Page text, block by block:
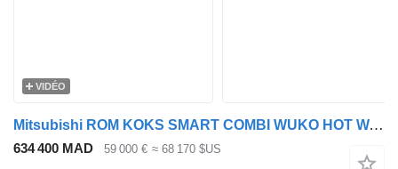
VIDÉO
Mitsubishi ROM KOKS SMART COMBI WUKO HOT WATER FOR CLEANING SEWAGE
634 400 MAD 59 000 € ≈ 68 170 $US